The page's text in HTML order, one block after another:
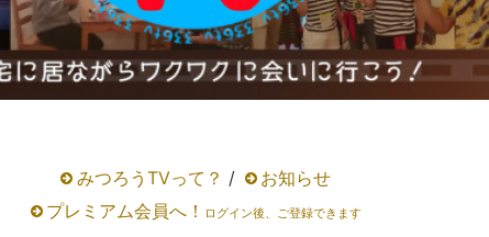
みつろうTVって？ /
お知らせ
プレミアム会員へ！
ログイン後、ご登録できます